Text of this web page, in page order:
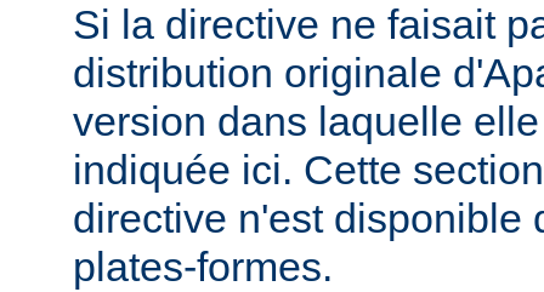
Si la directive ne faisait
distribution originale
version dans laquelle
indiquée ici. Cette
directive n'est disponible
plates-formes.